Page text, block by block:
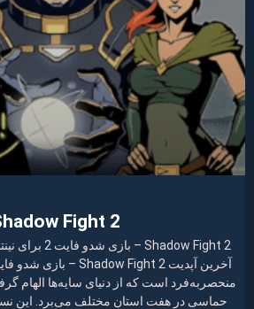
Fight 2
منحصربه‌فرد است که از دنیای سایه‌ها الهام